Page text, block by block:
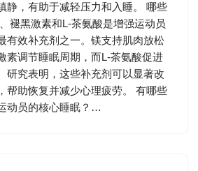
静，有助于减轻压力和入睡。 哪些
褪黑激素和L-茶氨酸是增强运动员
有效补充剂之一。镁支持肌肉放松
素调节睡眠周期，而L-茶氨酸促进
研究表明，这些补充剂可以显著改
帮助恢复并减少心理疲劳。 有哪些
动员的核心睡眠？…